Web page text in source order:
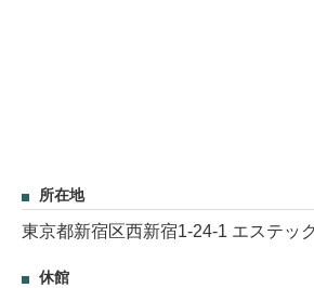
所在地
東京都新宿区西新宿1-24-1 エステッ
休館